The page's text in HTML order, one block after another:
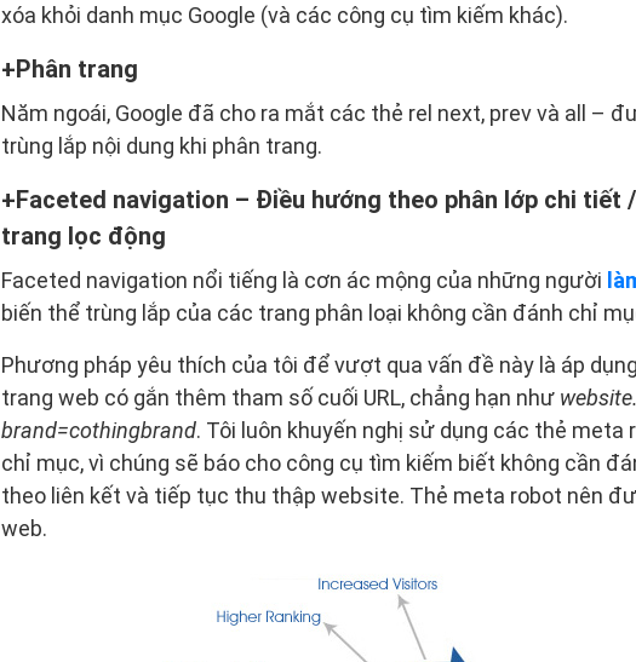
xóa khỏi danh mục Google (và các công cụ tìm kiếm khác).
Phân trang
Năm ngoái, Google đã cho ra mắt các thẻ rel next, prev và all –
trùng lắp nội dung khi phân trang.
Faceted navigation – Điều hướng theo phân lớp chi tiết
trang lọc động
Faceted navigation nổi tiếng là cơn ác mộng của những người
biến thể trùng lắp của các trang phân loại không cần đánh chỉ
Phương pháp yêu thích của tôi để vượt qua vấn đề này là áp
trang web có gắn thêm tham số cuối URL, chẳng hạn như
brand=cothingbrand. Tôi luôn khuyến nghị sử dụng các thẻ
chỉ mục, vì chúng sẽ báo cho công cụ tìm kiếm biết không cần
theo liên kết và tiếp tục thu thập website. Thẻ meta robot nên
web.